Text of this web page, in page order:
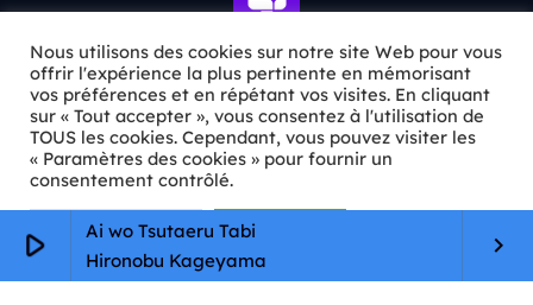
play_arrow
Ai wo Tsutaeru Tabi
Hironobu Kageyama
keyboard_arrow_right
ℹ️ INFOS PRATIQUES
✉️Contact
🦊Qui sommes-nous ?
📄
Mentions légales
Nous utilisons des cookies sur notre site Web pour vous
offrir l'expérience la plus pertinente en mémorisant
vos préférences et en répétant vos visites. En cliquant
sur « Tout accepter », vous consentez à l'utilisation de
TOUS les cookies. Cependant, vous pouvez visiter les
« Paramètres des cookies » pour fournir un
consentement contrôlé.
Paramètres Cookie Tout accepter